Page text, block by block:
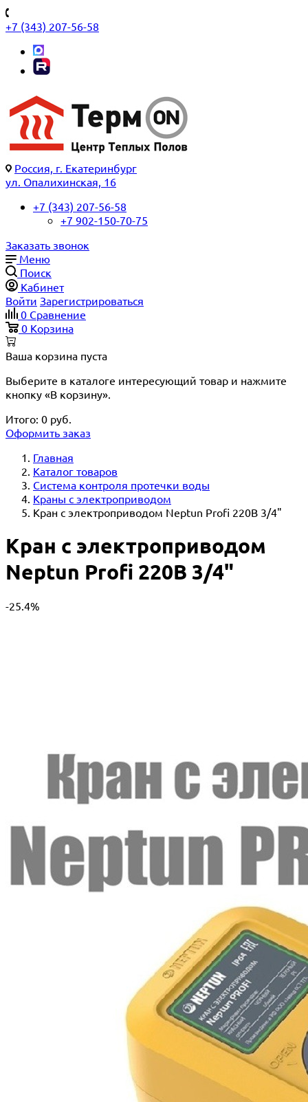
+7 (343) 207-56-58
Россия, г. Екатеринбург
ул. Опалихинская, 16
+7 (343) 207-56-58
+7 902-150-70-75
Заказать звонок
Меню
Поиск
Кабинет
Войти Зарегистрироваться
0 Сравнение
0 Корзина
Ваша корзина пуста
Выберите в каталоге интересующий товар и нажмите
кнопку «В корзину».
Итого: 0 руб.
Оформить заказ
Главная
Каталог товаров
Система контроля протечки воды
Краны с электроприводом
Кран с электроприводом Neptun Profi 220В 3/4"
Кран с электроприводом
Neptun Profi 220В 3/4"
-25.4%